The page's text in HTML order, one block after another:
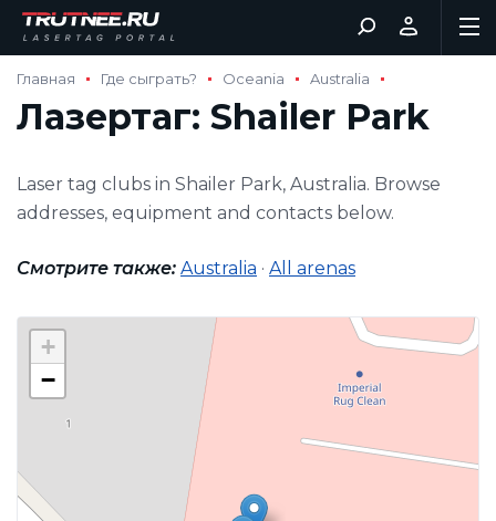
Главная Где сыграть? Oceania Australia
Лазертаг: Shailer Park
Laser tag clubs in Shailer Park, Australia. Browse
addresses, equipment and contacts below.
Смотрите также: Australia · All arenas
+
−